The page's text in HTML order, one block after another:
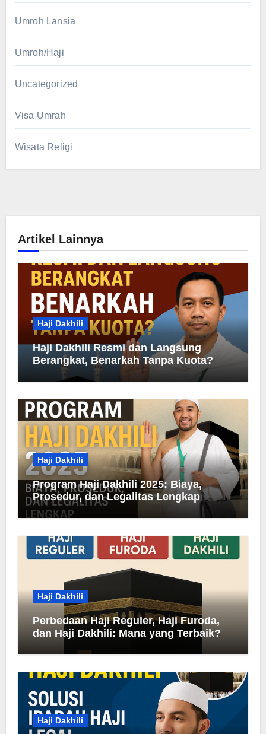
Umroh Lansia
Umroh/Haji
Uncategorized
Visa Umrah
Wisata Religi
Artikel Lainnya
Haji Dakhili
Haji Dakhili Resmi dan Langsung
Berangkat, Benarkah Tanpa Kuota?
Haji Dakhili
Program Haji Dakhili 2025: Biaya,
Prosedur, dan Legalitas Lengkap
Haji Dakhili
Perbedaan Haji Reguler, Haji Furoda,
dan Haji Dakhili: Mana yang Terbaik?
Haji Dakhili